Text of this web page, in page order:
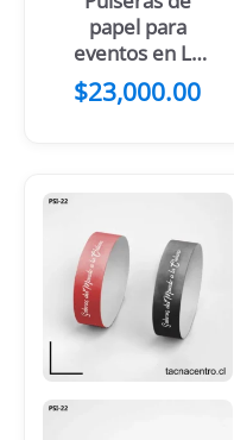
papel para
eventos en La
Plata
$23,000.00